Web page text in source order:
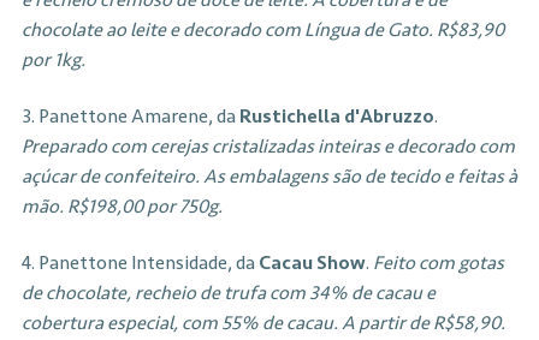
chocolate ao leite e decorado com Língua de Gato. R$83,90
por 1kg.
3. Panettone Amarene, da Rustichella d'Abruzzo.
Preparado com cerejas cristalizadas inteiras e decorado com
açúcar de confeiteiro. As embalagens são de tecido e feitas à
mão. R$198,00 por 750g.
4. Panettone Intensidade, da Cacau Show. Feito com gotas
de chocolate, recheio de trufa com 34% de cacau e
cobertura especial, com 55% de cacau. A partir de R$58,90.